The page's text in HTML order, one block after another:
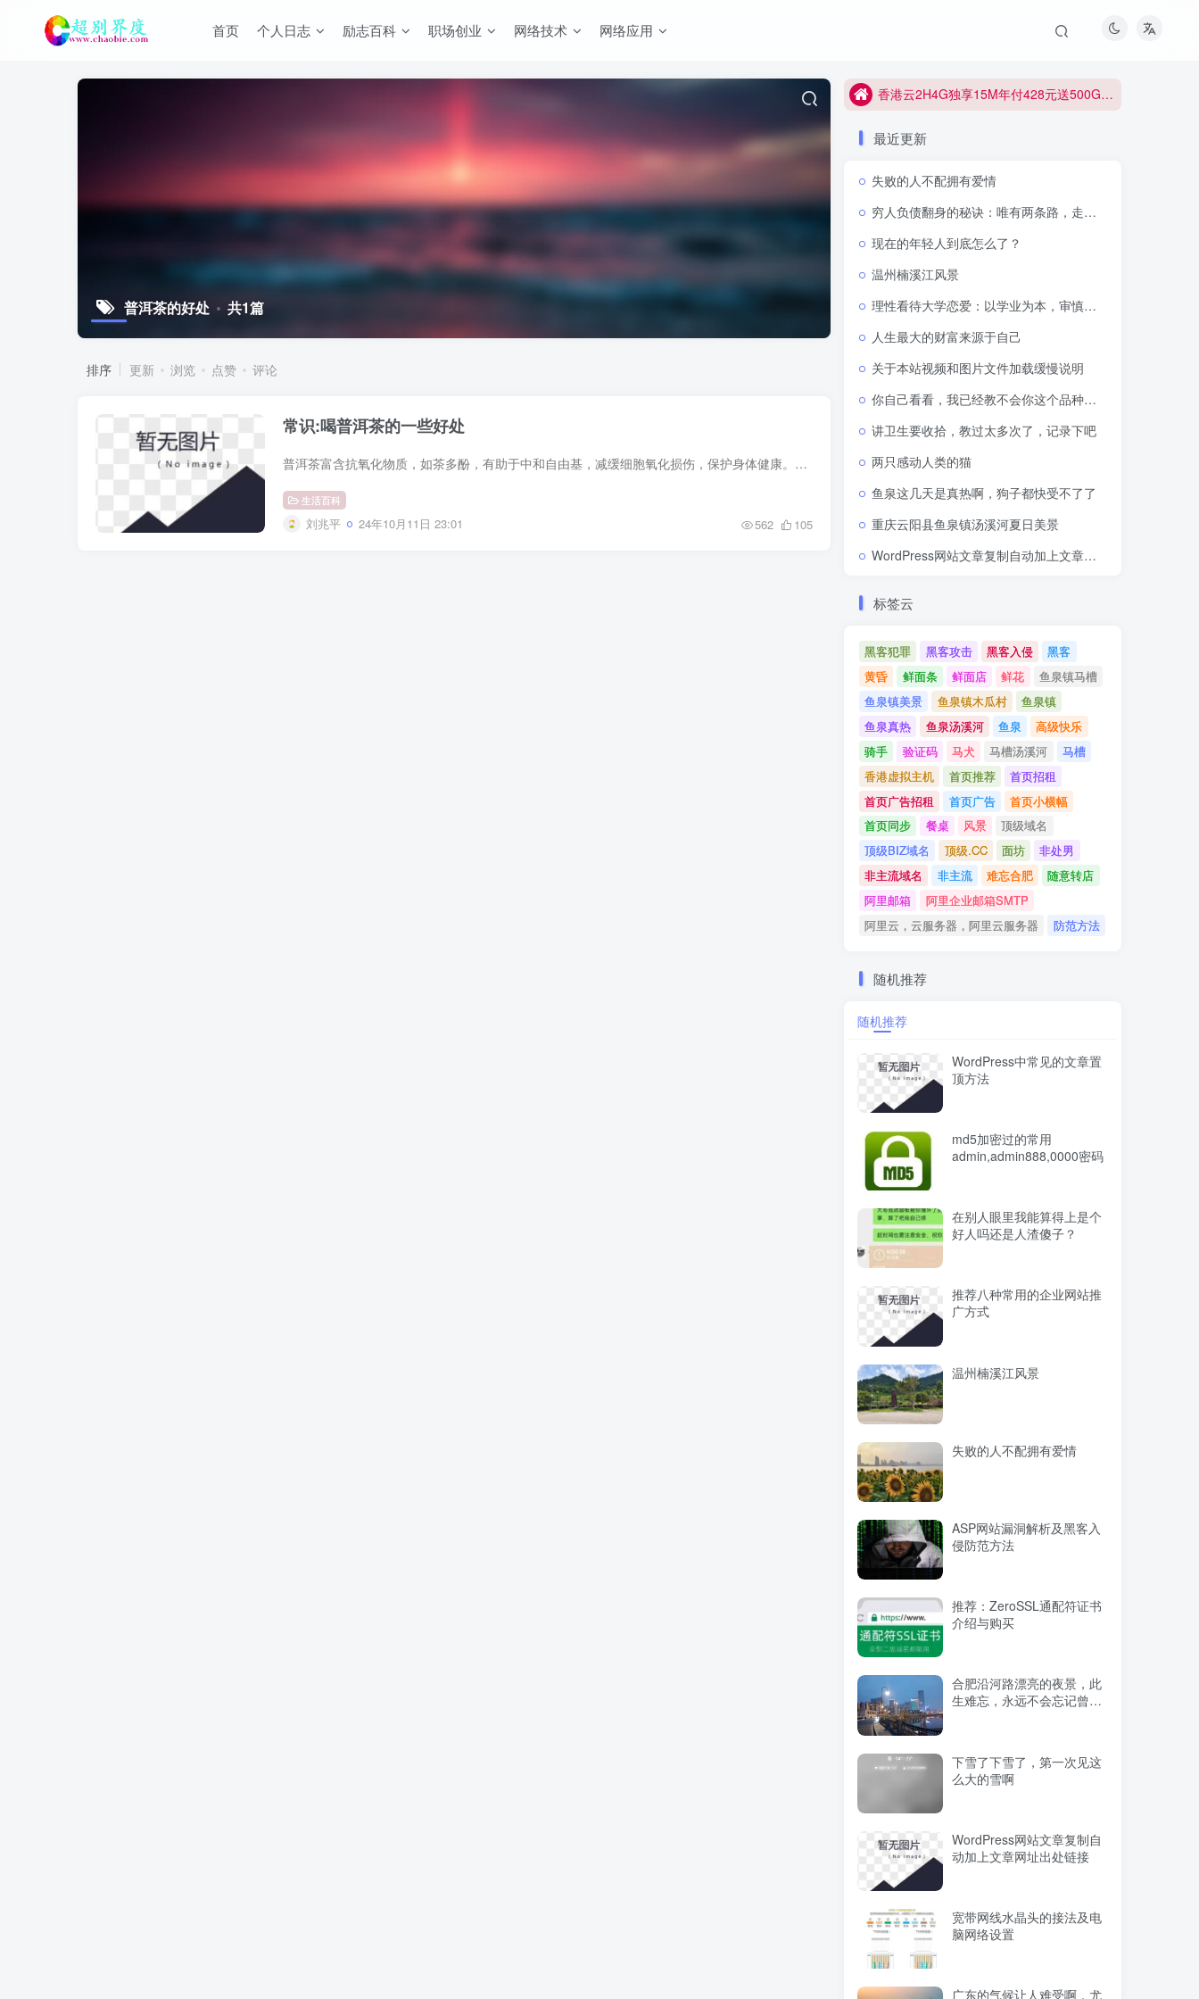
首页 个人日志 励志百科 职场创业 网络技术 网络应用
普洱茶的好处 共1篇
排序 更新 浏览 点赞 评论
常识:喝普洱茶的一些好处
普洱茶富含抗氧化物质，如茶多酚，有助于中和自由基，减缓细胞氧化损伤，保护身体健康。抗氧化作用有助于降低慢性疾病的风险，包括心脏病和神经退行性疾病。 需要注意的是，虽然普洱茶具有多种...
生活百科
刘兆平 24年10月11日 23:01 562 105
最近更新
失败的人不配拥有爱情
穷人负债翻身的秘诀：唯有两条路，走通即可逆天改命
现在的年轻人到底怎么了？
温州楠溪江风景
理性看待大学恋爱：以学业为本，审慎抉择感情
人生最大的财富来源于自己
关于本站视频和图片文件加载缓慢说明
你自己看看，我已经教不会你这个品种了吗？
讲卫生要收拾，教过太多次了，记录下吧
两只感动人类的猫
鱼泉这几天是真热啊，狗子都快受不了了
重庆云阳县鱼泉镇汤溪河夏日美景
WordPress网站文章复制自动加上文章网址出处链接
标签云
黑客犯罪 黑客攻击 黑客入侵
黑客
黄昏
鲜面条 鲜面店 鲜花
鱼泉镇马槽
鱼泉镇美景
鱼泉镇木瓜村
鱼泉镇
鱼泉真热
鱼泉汤溪河 鱼泉
高级快乐
骑手
验证码 马犬 马槽汤溪河
马槽
香港虚拟主机
首页推荐
首页招租
首页广告招租
首页广告
首页小横幅
首页同步
餐桌 风景
顶级域名
顶级BIZ域名
顶级.CC 面坊
非处男
非主流域名
非主流 难忘合肥
随意转店
阿里邮箱
阿里企业邮箱SMTP
阿里云，云服务器，阿里云服务器
防范方法
随机推荐
随机推荐
WordPress中常见的文章置
顶方法
md5加密过的常用
admin,admin888,0000密码
在别人眼里我能算得上是个
好人吗还是人渣傻子？
推荐八种常用的企业网站推
广方式
温州楠溪江风景
失败的人不配拥有爱情
ASP网站漏洞解析及黑客入
侵防范方法
推荐：ZeroSSL通配符证书
介绍与购买
合肥沿河路漂亮的夜景，此
生难忘，永远不会忘记曾经
下雪了下雪了，第一次见这
么大的雪啊
WordPress网站文章复制自
动加上文章网址出处链接
宽带网线水晶头的接法及电
脑网络设置
广东的气候让人难受啊，尤